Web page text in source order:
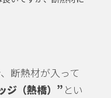
断熱材が入って
ジ（熱橋）” とい